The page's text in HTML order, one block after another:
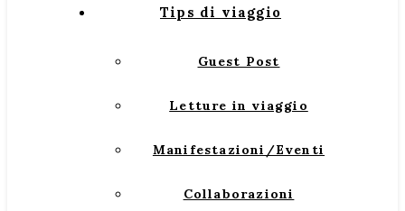
Tips di viaggio
Guest Post
Letture in viaggio
Manifestazioni/Eventi
Collaborazioni